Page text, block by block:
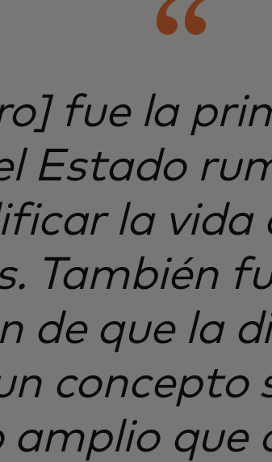
fue la
Estado
la vida
También
de que la
concepto
amplio que